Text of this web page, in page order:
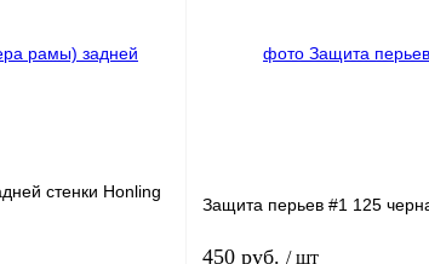
стенки Honling
Защита перьев #1 125
450 руб. / шт